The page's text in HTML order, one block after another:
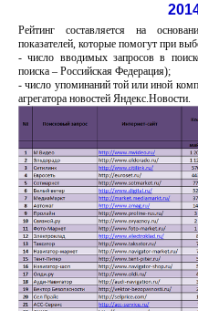
Рейтинг составляется на
показателей, которые помогут при
- число вводимых запросов в
поиска – Российская Федерация);
- число упоминаний той или иной
агрегатора новостей Яндекс.Новости.